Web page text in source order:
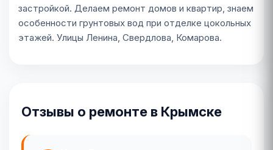
застройкой. Делаем ремонт домов и квартир, знаем
особенности грунтовых вод при отделке цокольных
этажей. Улицы Ленина, Свердлова, Комарова.
Отзывы о ремонте в Крымске